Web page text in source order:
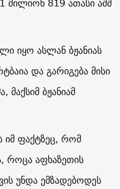
იყო ასლან ბჟანიას
და გარიგება მისი
მაქსიმ ბჟანიამ
იმ ფაქტზეც, რომ
როცა აფხაზეთის
უნდა ემზადებოდეს